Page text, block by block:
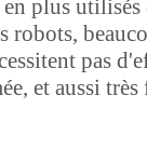
plus
robots,
pas
et aussi très